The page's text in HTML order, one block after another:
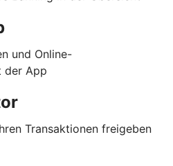
und Online-
der App
Transaktionen freigeben